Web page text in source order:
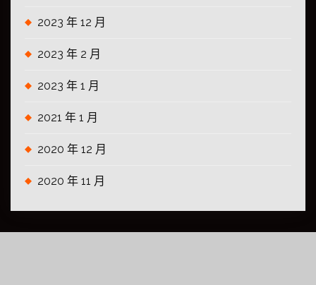
2023 年 12 月
2023 年 2 月
2023 年 1 月
2021 年 1 月
2020 年 12 月
2020 年 11 月